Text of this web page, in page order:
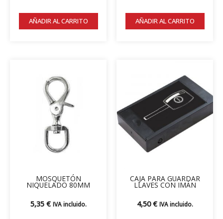
AÑADIR AL CARRITO
de
AÑADIR AL CARRITO
MOSQUETÓN
NIQUELADO 80MM
5,35 € IVA incluido.
CAJA PARA GUARDAR
LLAVES CON IMÁN
4,50€ IVA incluido.